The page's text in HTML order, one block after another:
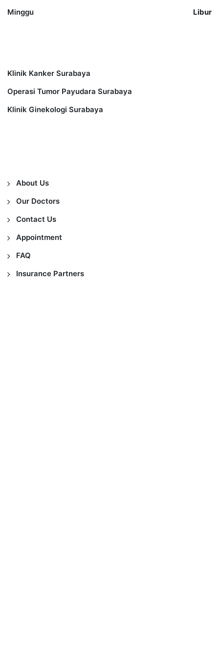
Minggu Libur
Klinik Kanker Surabaya
Operasi Tumor Payudara Surabaya
Klinik Ginekologi Surabaya
About Us
Our Doctors
Contact Us
Appointment
FAQ
Insurance Partners